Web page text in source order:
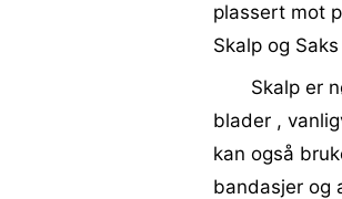
plassert mot
Skalp og Saks
Skalp er
blader ,
kan også
bandasjer og